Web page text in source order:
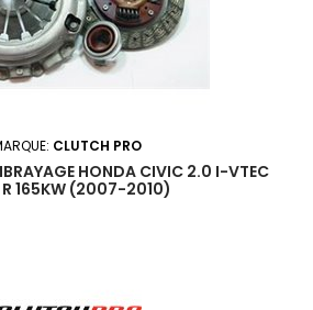
CLUTCH PRO
HONDA CIVIC 2.0 I-VTEC
R 165KW (2007-2010)